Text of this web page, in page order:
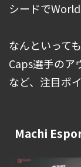
シードで
なんといって
Caps選手のア
など、注目ポ
Machi